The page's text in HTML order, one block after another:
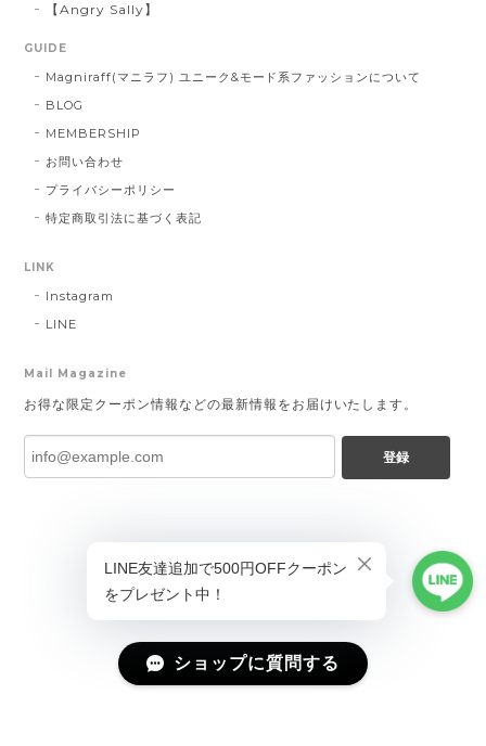
【Angry Sally】
GUIDE
Magniraff(マニラフ) ユニーク&モード系ファッションについて
BLOG
MEMBERSHIP
お問い合わせ
プライバシーポリシー
特定商取引法に基づく表記
LINK
Instagram
LINE
Mail Magazine
お得な限定クーポン情報などの最新情報をお届けいたします。
登録
ショップに質問する